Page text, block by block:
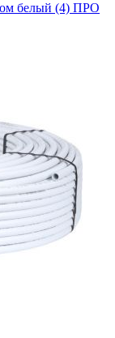
белый (4) ПРО